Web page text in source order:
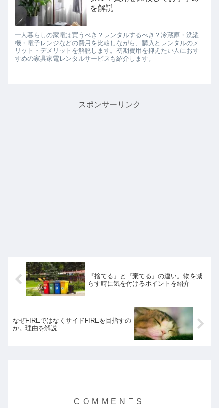
を解説
一人暮らしの家電は買うべき？レンタルするべき？冷蔵庫・洗濯
機・電子レンジなどの費用を比較しながら、購入とレンタルのメ
リット・デメリットを解説します。初期費用を抑えたい人におす
すめの家具家電レンタルサービスも紹介します。
スポンサーリンク
『捨てる』と『棄てる』の違い。物を減
らす時に気を付けるポイントを紹介
なぜFIREではなくサイドFIREを目指すの
か。理由を解説